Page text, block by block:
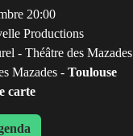
20:00
Productions
- Théâtre des Mazades
Mazades - Toulouse
carte